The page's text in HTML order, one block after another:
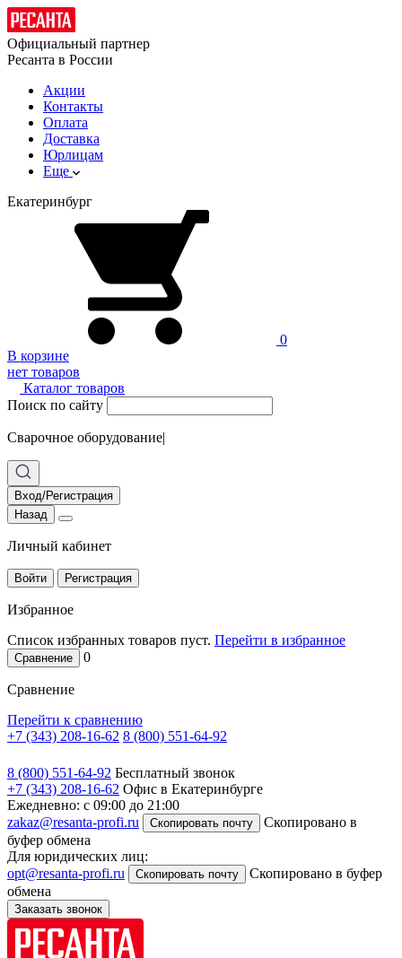
Официальный партнер
Ресанта в России
Акции
Контакты
Оплата
Доставка
Юрлицам
Еще
Екатеринбург
0
В корзине
нет товаров
Каталог товаров
Поиск по сайту
Сварочное оборудование|
Вход/Регистрация
Назад
Личный кабинет
Войти Регистрация
Избранное
Список избранных товаров пуст. Перейти в избранное
Сравнение 0
Сравнение
Перейти к сравнению
+7 (343) 208-16-62 8 (800) 551-64-92
8 (800) 551-64-92 Бесплатный звонок
+7 (343) 208-16-62 Офис в Екатеринбурге
Ежедневно: с 09:00 до 21:00
zakaz@resanta-profi.ru
Скопировать почту
Скопировано в
буфер обмена
Для юридических лиц:
opt@resanta-profi.ru
Скопировать почту
Скопировано в буфер
обмена
Заказать звонок